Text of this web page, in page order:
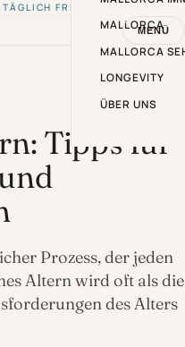
FRISCH VON DER INSEL
MENÜ
MALLORCA
MALLORCA
LONGEVITY
ÜBER UNS
Tipps für
Prozess, der jeden
Altern wird oft als die
des Alters